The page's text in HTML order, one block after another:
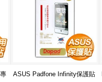
ASUS Padfone Infinity保護貼